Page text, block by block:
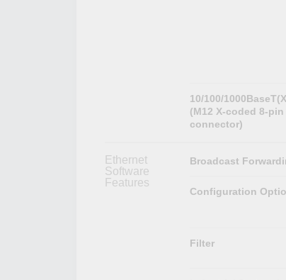
10/100/
(M12 X-coded 8-pin
connector)
Ethernet
Software
Features
Broadcast
Configuration
Filter